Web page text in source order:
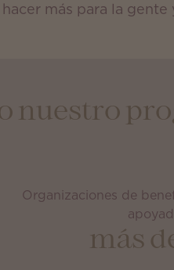
más para la
nuestro
Organizaciones de
más